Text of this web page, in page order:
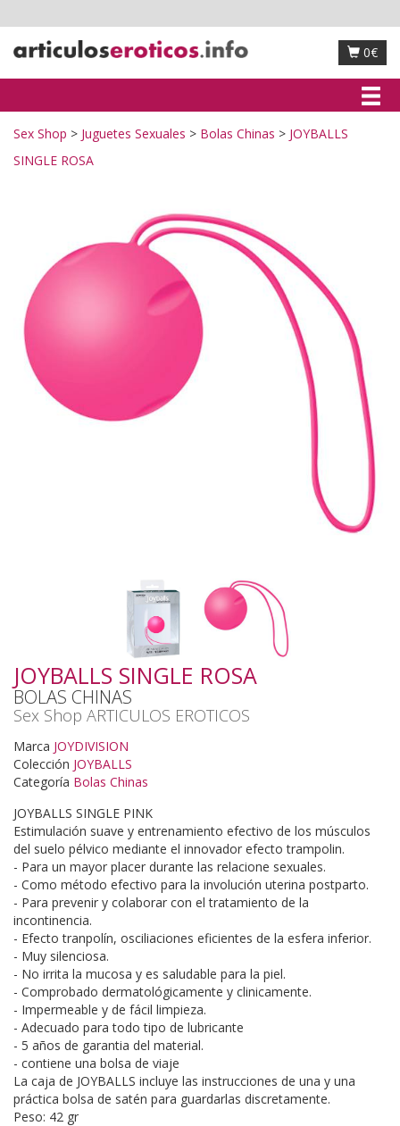
0€
Sex Shop Juguetes Sexuales Bolas Chinas
JOYBALLS
SINGLE ROSA
JOYBALLS SINGLE ROSA
BOLAS CHINAS
Sex Shop ARTICULOS EROTICOS
Marca JOYDIVISION
Colección JOYBALLS
Categoría Bolas Chinas
JOYBALLS SINGLE PINK
Estimulación suave y entrenamiento efectivo de los músculos
del suelo pélvico mediante el innovador efecto trampolin.
- Para un mayor placer durante las relacione sexuales.
- Como método efectivo para la involución uterina postparto.
- Para prevenir y colaborar con el tratamiento de la
incontinencia.
- Efecto tranpolín, osciliaciones eficientes de la esfera inferior.
- Muy silenciosa.
- No irrita la mucosa y es saludable para la piel.
- Comprobado dermatológicamente y clinicamente.
- Impermeable y de fácil limpieza.
- Adecuado para todo tipo de lubricante
- 5 años de garantia del material.
- contiene una bolsa de viaje
La caja de JOYBALLS incluye las instrucciones de una y una
práctica bolsa de satén para guardarlas discretamente.
Peso: 42 gr